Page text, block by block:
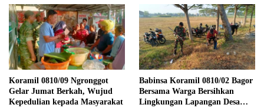
Koramil 0810/09 Ngronggot
Gelar Jumat Berkah, Wujud
Kepedulian kepada Masyarakat
Babinsa Koramil 0810/02 Bagor
Bersama Warga Bersihkan
Lingkungan Lapangan Desa